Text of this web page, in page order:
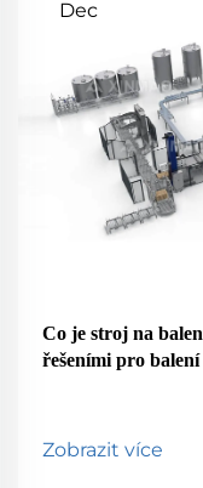
Dec
Co je stroj na
řešeními pro
Zobrazit více